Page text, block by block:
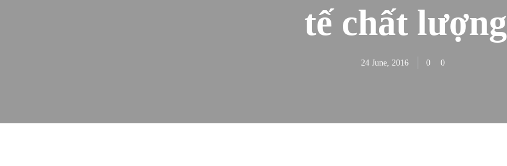
tế chất lượng
24 June, 2016 0 0